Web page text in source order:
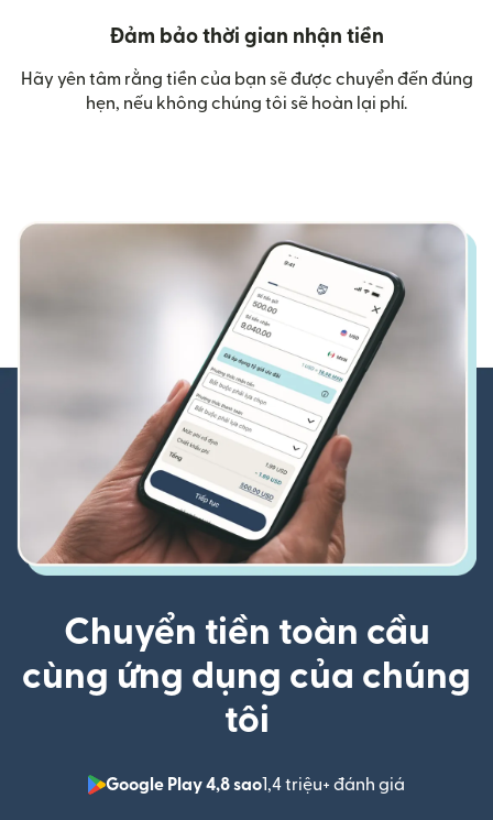
Đảm bảo thời gian nhận tiền
Hãy yên tâm rằng tiền của bạn sẽ được chuyển đến đúng
hẹn, nếu không chúng tôi sẽ hoàn lại phí.
Chuyển tiền toàn cầu
cùng ứng dụng của chúng
tôi
Google Play 4,8 sao1,4 triệu+ đánh giá